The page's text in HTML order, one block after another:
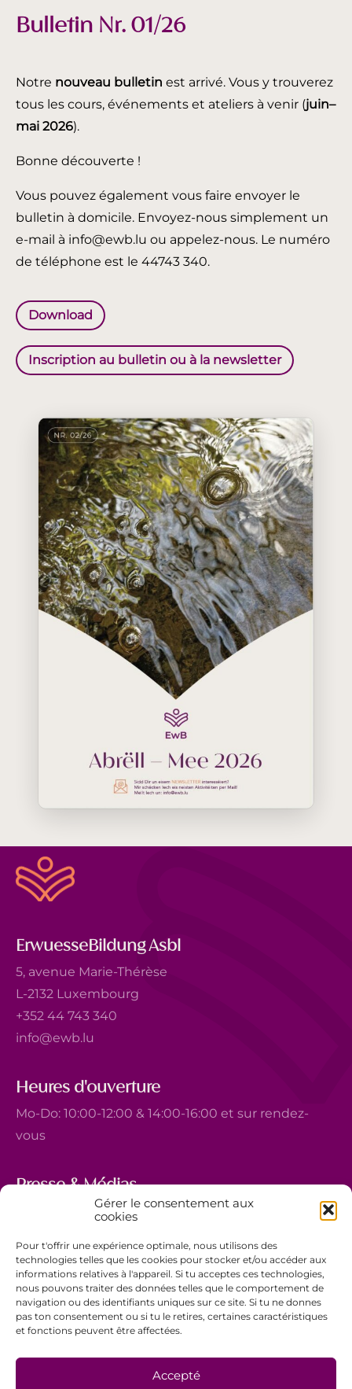
Gérer le consentement aux
cookies
Pour t'offrir une expérience optimale, nous utilisons des
technologies telles que les cookies pour stocker et/ou accéder aux
informations relatives à l'appareil. Si tu acceptes ces technologies,
nous pouvons traiter des données telles que le comportement de
navigation ou des identifiants uniques sur ce site. Si tu ne donnes
pas ton consentement ou si tu le retires, certaines caractéristiques
et fonctions peuvent être affectées.
Accepté
Bulletin Nr. 01/26
Notre nouveau bulletin est arrivé. Vous y trouverez
tous les cours, événements et ateliers à venir (juin–
mai 2026).
Bonne découverte !
Vous pouvez également vous faire envoyer le
bulletin à domicile. Envoyez-nous simplement un
e-mail à info@ewb.lu ou appelez-nous. Le numéro
de téléphone est le 44743 340.
Download
Inscription au bulletin ou à la newsletter
ErwuesseBildung Asbl
5, avenue Marie-Thérèse
L-2132 Luxembourg
+352 44 743 340
info@ewb.lu
Heures d'ouverture
Mo-Do: 10:00-12:00 & 14:00-16:00 et sur rendez-
vous
Presse & Médias
5, avenue Marie-Thérèse
+352 44 743 340
comm@ewb.lu
Faire un don